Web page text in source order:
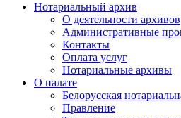
Нотариальный архив
О деятельности архивов
Административные
Контакты
Оплата услуг
Нотариальные архивы
О палате
Белорусская
Правление